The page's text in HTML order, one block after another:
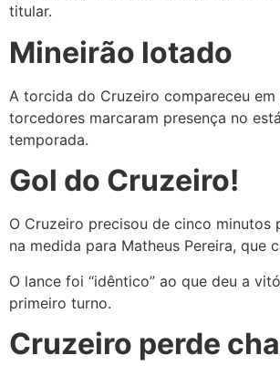
titular.
Mineirão lotado
A torcida do Cruzeiro compareceu
torcedores marcaram presença no
temporada.
Gol do Cruzeiro!
O Cruzeiro precisou de cinco minutos
na medida para Matheus Pereira, que
O lance foi “idêntico” ao que deu a
primeiro turno.
Cruzeiro perde